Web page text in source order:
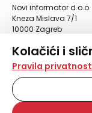
Kolačići i
Na našoj web
tehnologije za
vašem uređaju.
analiziramo
oglase koji vas
Pravila
Novi informator d.o.o.
Kneza Mislava 7/1
10000 Zagreb
Telefaks: 01/4612-553
info@informator.hr
PRATITE NAS: